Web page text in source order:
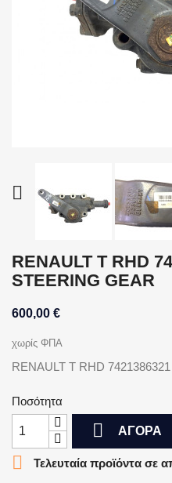

RENAULT T RHD
STEERING GEAR
600,00 €
χωρίς ΦΠΑ
RENAULT T RHD
Ποσότητα
 ΑΓΟΡΆ

Τελευταία προϊόντα σε